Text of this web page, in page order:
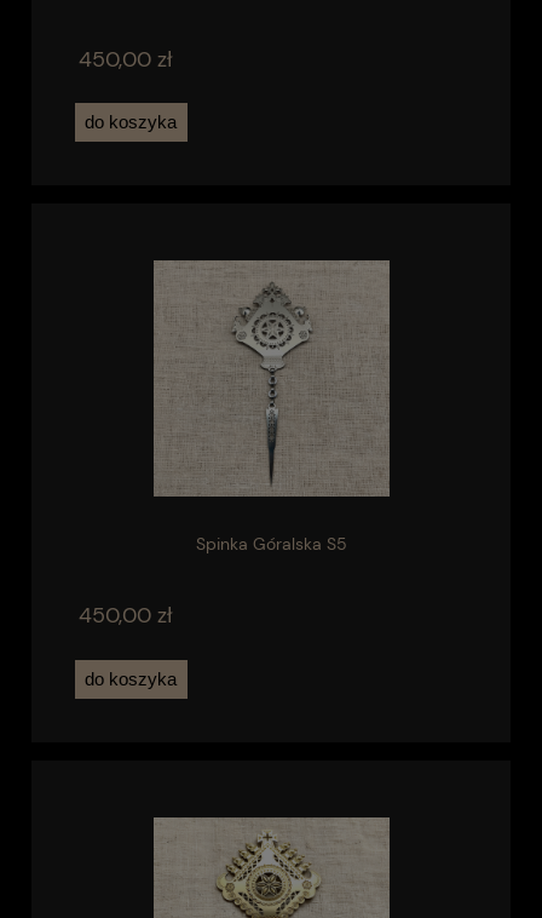
450,00 zł
do koszyka
Spinka Góralska S5
450,00 zł
do koszyka